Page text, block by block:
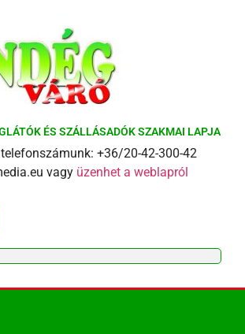
ÉS SZÁLLÁSADÓK SZAKMAI LAPJA
+36/20-42-300-42
vagy üzenhet a weblapról